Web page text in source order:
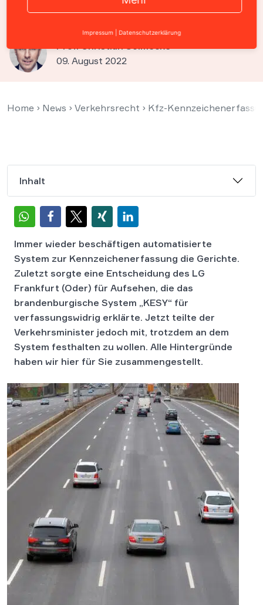
verboten
Prof. Christian Solmecke
09. August 2022
Home › News › Verkehrsrecht › Kfz-
Inhalt
Immer wieder beschäftigen automatisierte
System zur Kennzeichenerfassung die Gerichte.
Zuletzt sorgte eine Entscheidung des LG
Frankfurt (Oder) für Aufsehen, die das
brandenburgische System „KESY“ für
verfassungswidrig erklärte. Jetzt teilte der
Verkehrsminister jedoch mit, trotzdem an dem
System festhalten zu wollen. Alle Hintergründe
haben wir hier für Sie zusammengestellt.
Impressum Datenschutzerklärung